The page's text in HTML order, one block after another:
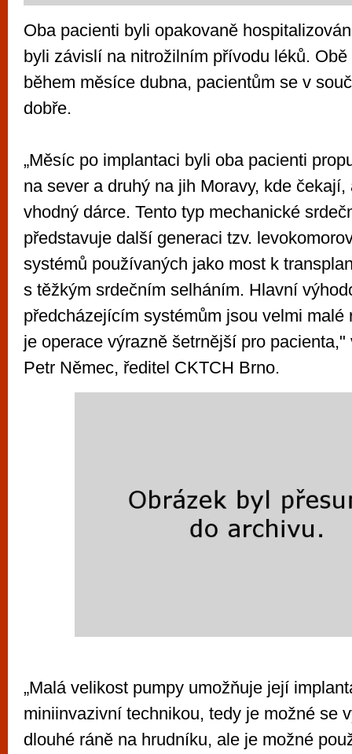
Oba pacienti byli opakovaně
byli závislí na nitrožilním přívodu léků.
během měsíce dubna, pacientům se v
dobře.
„Měsíc po implantaci byli oba pacienti
na sever a druhý na jih Moravy, kde
vhodný dárce. Tento typ mechanické
představuje další generaci tzv.
systémů používaných jako most k
s těžkým srdečním selháním. Hlavní
předcházejícím systémům jsou velmi malé
je operace výrazně šetrnější pro
Petr Němec, ředitel CKTCH Brno.
„Malá velikost pumpy umožňuje její
miniinvazivní technikou, tedy je možné se
dlouhé ráně na hrudníku, ale je možné